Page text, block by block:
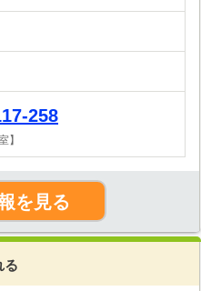
258
】
を見る
る